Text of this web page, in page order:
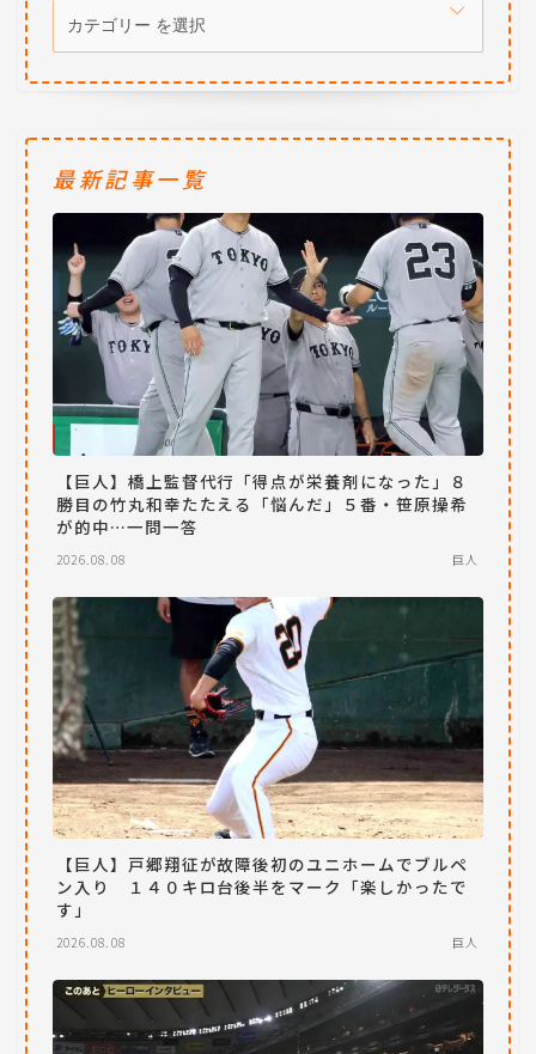
最新記事一覧
【巨人】橋上監督代行「得点が栄養剤になった」８
勝目の竹丸和幸たたえる「悩んだ」５番・笹原操希
が的中…一問一答
2026.08.08 巨人
【巨人】戸郷翔征が故障後初のユニホームでブルペ
ン入り １４０キロ台後半をマーク「楽しかったで
す」
2026.08.08 巨人